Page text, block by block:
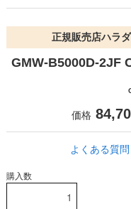
正規販売店ハラ
GMW-B5000D-2JF
価格
よくある質問
購入数